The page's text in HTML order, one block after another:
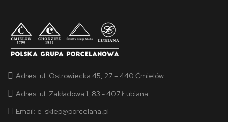
Adres: ul. Ostrowiecka 45, 27 – 440 Ćmielów
Adres: ul. Zakładowa 1, 83 - 407 Łubiana
Email: e-sklep@porcelana.pl